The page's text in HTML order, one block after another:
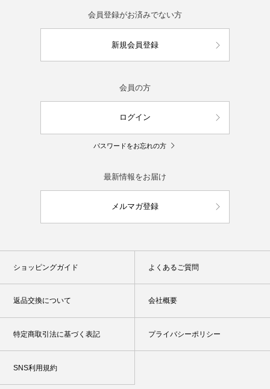
会員登録がお済みでない方
新規会員登録
会員の方
ログイン
パスワードをお忘れの方
最新情報をお届け
メルマガ登録
ショッピングガイド よくあるご質問
返品交換について 会社概要
特定商取引法に基づく表記 プライバシーポリシー
SNS利用規約